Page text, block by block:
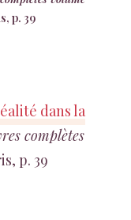
p. 39
dans la
complètes
p. 39